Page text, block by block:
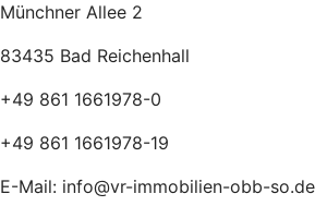
Münchner Allee 2
83435 Bad Reichenhall
+49 861 1661978-0
+49 861 1661978-19
E-Mail: info@vr-immobilien-obb-so.de